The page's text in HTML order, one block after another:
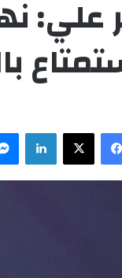
علي:
فيسبوك لينكدإن